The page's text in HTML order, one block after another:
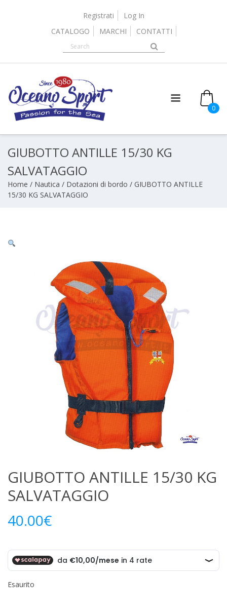
Registrati
Log In
CATALOGO
MARCHI CONTATTI
0
GIUBOTTO ANTILLE 15/30 KG
SALVATAGGIO
Home / Nautica / Dotazioni di bordo / GIUBOTTO ANTILLE
15/30 KG SALVATAGGIO
GIUBOTTO ANTILLE 15/30 KG
SALVATAGGIO
40.00€
Esaurito